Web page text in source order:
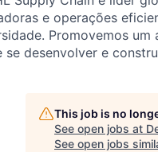
e operações
Promovemos
se desenvolver e
This job is no
See open jobs at
See open jobs